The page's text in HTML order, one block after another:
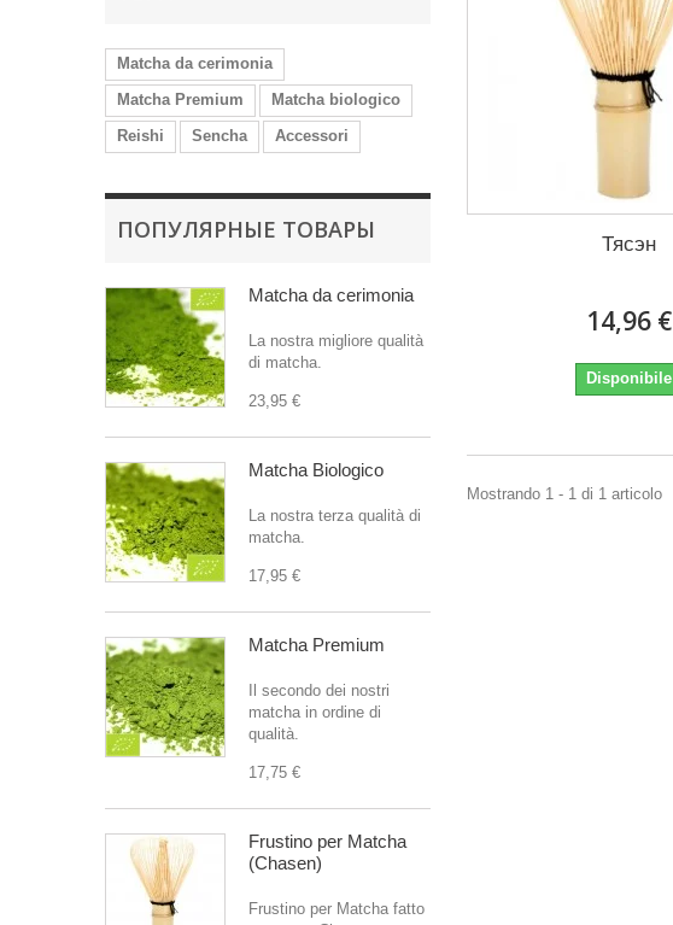
Matcha da cerimonia
Matcha Premium
Matcha biologico
Reishi
Sencha Accessori
ПОПУЛЯРНЫЕ ТОВАРЫ
Matcha da cerimonia
La nostra migliore qualità
di matcha.
23,95 €
Matcha Biologico
La nostra terza qualità di
matcha.
17,95 €
Matcha Premium
Il secondo dei nostri
matcha in ordine di
qualità.
17,75 €
Frustino per Matcha
(Chasen)
Frustino per Matcha fatto
Тясэн
14,96 €
Disponibile
Mostrando 1 - 1 di 1 articolo